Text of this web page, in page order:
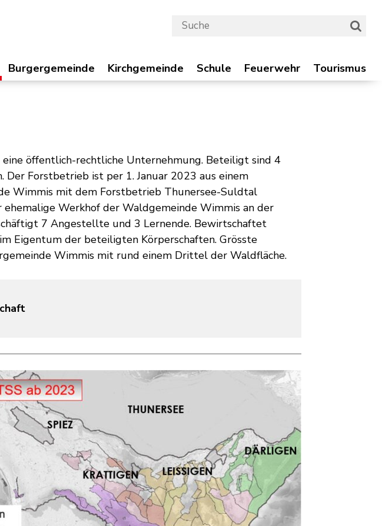
Suchbegriff
Burgergemeinde
Burgergemeinde Kirchgemeinde
Kirchgemeinde Schule
Schule Feuerwehr
Feuerwehr Tourismus
Tourismus
öffentlich-rechtliche Unternehmung. Beteiligt sind 4
Der Forstbetrieb ist per 1. Januar 2023 aus einem
Wimmis mit dem Forstbetrieb Thunersee-Suldtal
Werkhof der Waldgemeinde Wimmis an der
7 Angestellte und 3 Lernende. Bewirtschaftet
Eigentum der beteiligten Körperschaften. Grösste
Wimmis mit rund einem Drittel der Waldfläche.